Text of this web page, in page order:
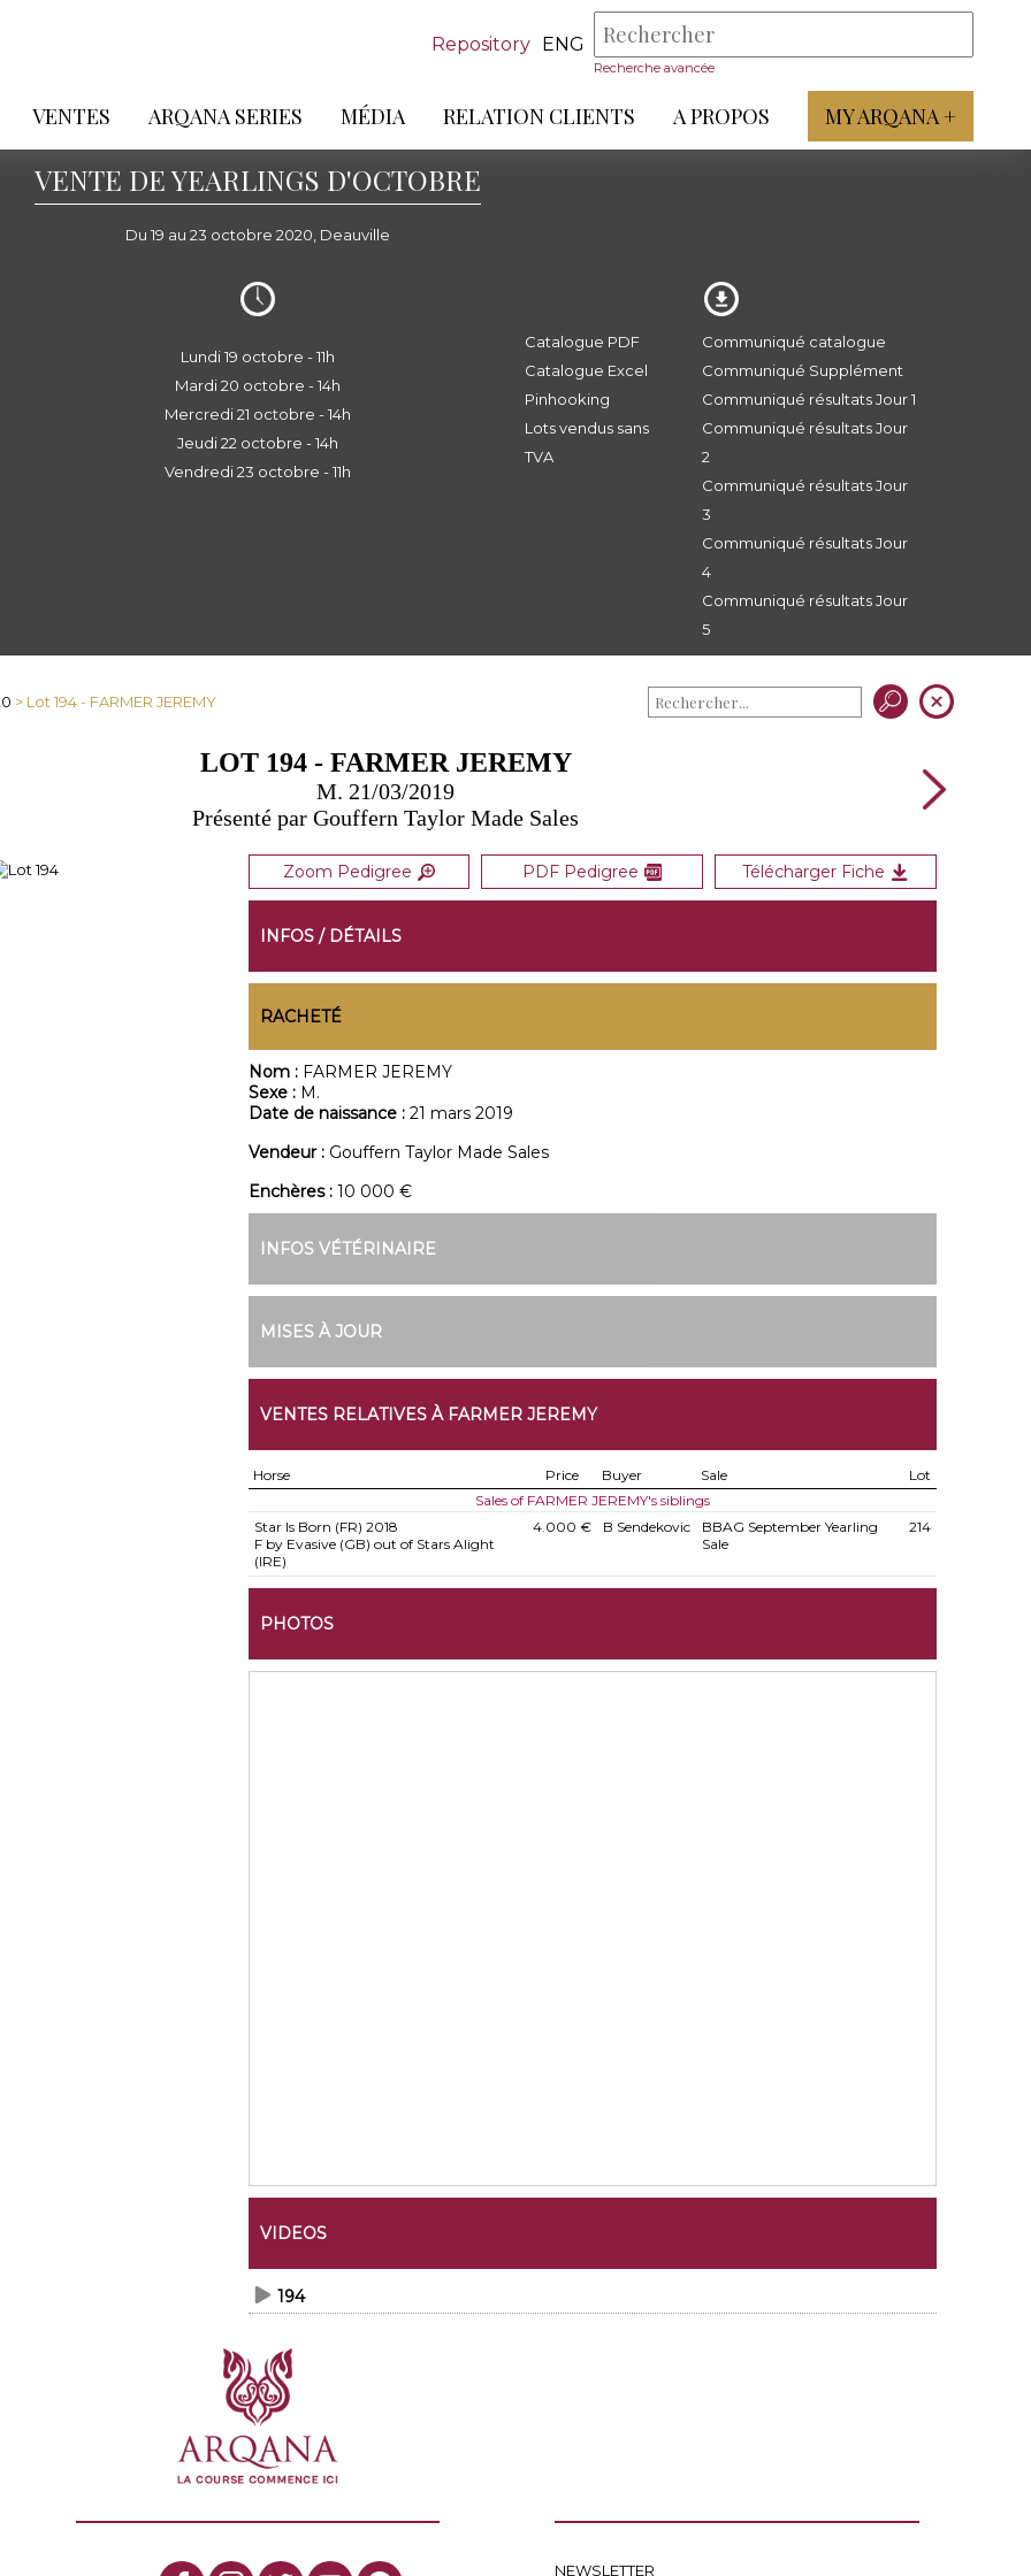
Repository ENG
Recherche avancée
VENTES ARQANA SERIES MÉDIA RELATION CLIENTS A PROPOS MY ARQANA +
VENTE DE YEARLINGS D'OCTOBRE
Du 19 au 23 octobre 2020, Deauville
Lundi 19 octobre - 11h
Mardi 20 octobre - 14h
Mercredi 21 octobre - 14h
Jeudi 22 octobre - 14h
Vendredi 23 octobre - 11h
Catalogue PDF
Catalogue Excel
Pinhooking
Lots vendus sans
TVA
Communiqué catalogue
Communiqué Supplément
Communiqué résultats Jour 1
Communiqué résultats Jour
2
Communiqué résultats Jour
3
Communiqué résultats Jour
4
Communiqué résultats Jour
5
> Lot 194 - FARMER JEREMY
LOT 194 - FARMER JEREMY
M. 21/03/2019
Présenté par Gouffern Taylor Made Sales
Zoom Pedigree PDF Pedigree Télécharger Fiche
INFOS / DÉTAILS
RACHETÉ
Nom : FARMER JEREMY
Sexe : M.
Date de naissance : 21 mars 2019
Vendeur : Gouffern Taylor Made Sales
Enchères : 10 000 €
INFOS VÉTÉRINAIRE
MISES À JOUR
VENTES RELATIVES À FARMER JEREMY
Horse Price Buyer Sale
Lot
Sales of FARMER JEREMY's siblings
Star Is Born (FR) 2018
F by Evasive (GB) out of Stars Alight
(IRE)
4.000 € B Sendekovic
BBAG September Yearling
Sale
214
PHOTOS
VIDEOS
194
NEWSLETTER